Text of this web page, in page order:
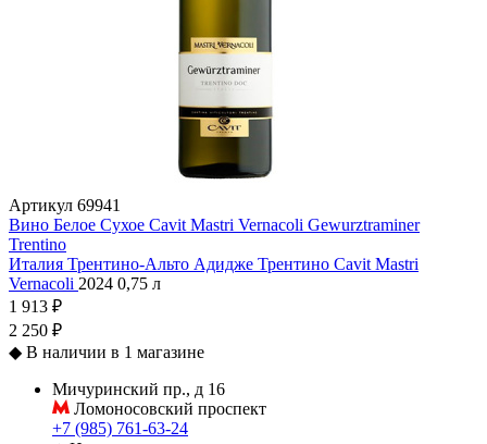
Артикул 69941
Вино Белое Сухое Cavit Mastri Vernacoli Gewurztraminer
Trentino
Италия Трентино-Альто Адидже Трентино Cavit Mastri
Vernacoli 2024 0,75 л
1 913 ₽
2 250 ₽
◆ В наличии в 1 магазине
Мичуринский пр., д 16
Ломоносовский проспект
+7 (985) 761-63-24